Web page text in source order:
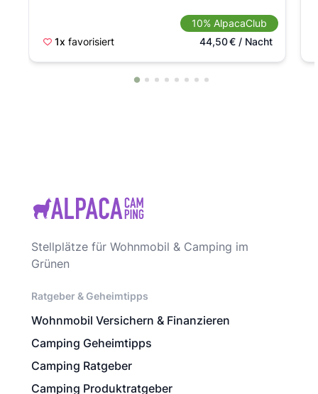
1x favorisiert
10% AlpacaClub
44,50€/ Nacht
Stellplätze für Wohnmobil & Camping im
Grünen
Ratgeber & Geheimtipps
Wohnmobil Versichern & Finanzieren
Camping Geheimtipps
Camping Ratgeber
Camping Produktratgeber